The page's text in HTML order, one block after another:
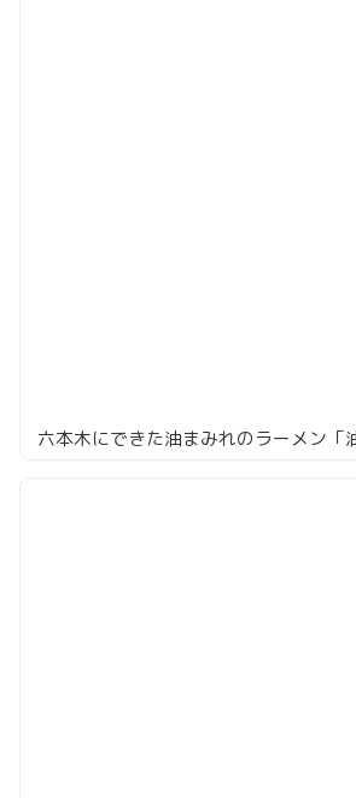
六本木にできた油まみれのラーメン「